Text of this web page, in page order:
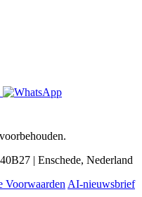
| Enschede, Nederland
Voorwaarden AI-nieuwsbrief